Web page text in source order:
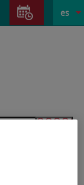
activo
es